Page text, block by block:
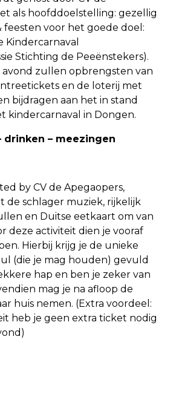
als hoofddoelstelling: gezellig
feesten voor het goede doel:
Kindercarnaval
Stichting de Peeënstekers).
zullen opbrengsten van
en de loterij met
bijdragen aan het in stand
kindercarnaval in Dongen.
drinken – meezingen
by CV de Apegaopers,
de schlager muziek, rijkelijk
en Duitse eetkaart om van
deze activiteit dien je vooraf
Hierbij krijg je de unieke
(die je mag houden) gevuld
hap en ben je zeker van
mag je na afloop de
huis nemen. (Extra voordeel:
heb je geen extra ticket nodig